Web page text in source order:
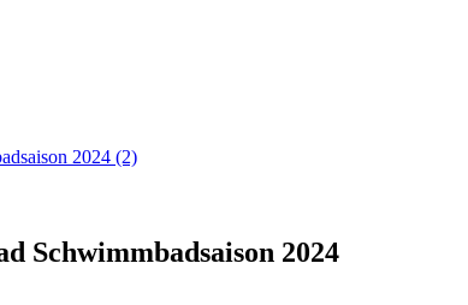
2024 (2)
Schwimmbadsaison 2024